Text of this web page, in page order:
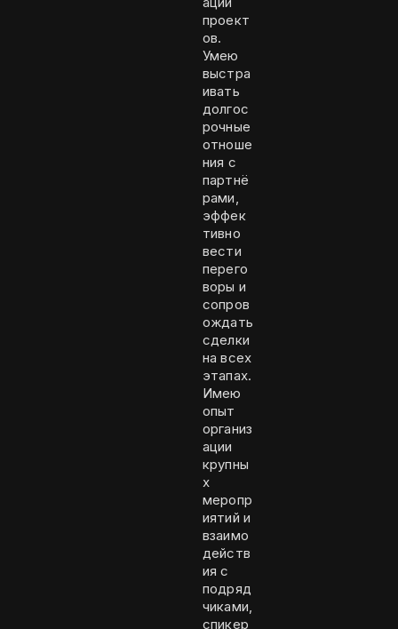
проект
ов.
Умею
выстра
ивать
долгос
рочные
отноше
ния с
партнё
рами,
эффек
тивно
вести
перего
воры и
сопров
ождать
сделки
на всех
этапах.
Имею
опыт
организ
ации
крупны
х
меропр
иятий и
взаимо
действ
ия с
подряд
чиками,
спикер